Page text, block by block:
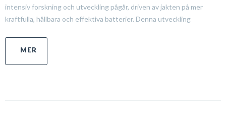
intensiv forskning och utveckling pågår, driven av jakten på mer
kraftfulla, hållbara och effektiva batterier. Denna utveckling